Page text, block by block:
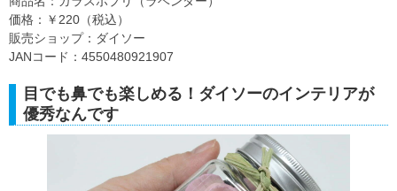
価格：￥220（税込）
販売ショップ：ダイソー
JANコード：4550480921907
目でも鼻でも楽しめる！ダイソーのインテリアが
優秀なんです